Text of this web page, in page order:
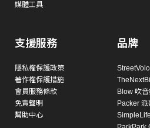
媒體工具
支援服務
隱私權保護政策
著作權保護措施
會員服務條款
免責聲明
幫助中心
品牌
Blow 吹
Packer 派